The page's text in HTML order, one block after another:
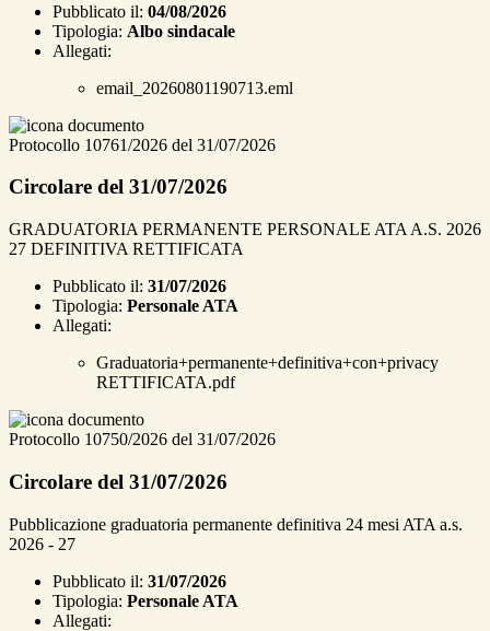
Pubblicato il: 04/08/2026
Tipologia: Albo sindacale
Allegati:
email_20260801190713.eml
Protocollo 10761/2026 del 31/07/2026
Circolare del 31/07/2026
GRADUATORIA PERMANENTE PERSONALE ATA A.S. 2026
27 DEFINITIVA RETTIFICATA
Pubblicato il: 31/07/2026
Tipologia: Personale ATA
Allegati:
Graduatoria+permanente+definitiva+con+privacy
RETTIFICATA.pdf
Protocollo 10750/2026 del 31/07/2026
Circolare del 31/07/2026
Pubblicazione graduatoria permanente definitiva 24 mesi ATA a.s.
2026 - 27
Pubblicato il: 31/07/2026
Tipologia: Personale ATA
Allegati: